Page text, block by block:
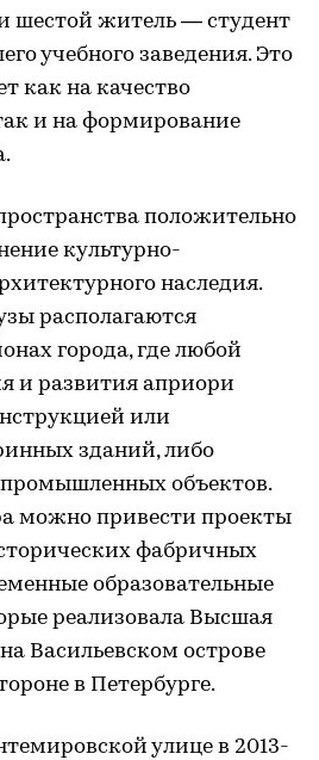
житель — студент
учебного заведения. Это
как на качество
и на формирование
положительно
культурно-
наследия.
располагаются
города, где любой
и развития априори
или
зданий, либо
объектов.
можно привести проекты
фабричных
образовательные
реализовала Высшая
Васильевском острове
в Петербурге.
улице в 2013-